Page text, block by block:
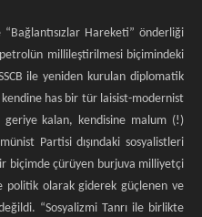
Hareketi” önderliği
petrolün millileştirilmesi biçimindeki
ile yeniden kurulan diplomatik
has bir tür laisist-modernist
geriye kalan, kendisine malum (!)
Partisi dışındaki sosyalistleri
biçimde çürüyen burjuva milliyetçi
olarak giderek güçlenen ve
“Sosyalizmi Tanrı ile birlikte